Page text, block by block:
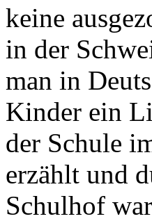
keine
in der
man in
Kinder ein
der Schule
erzählt und
Schulhof